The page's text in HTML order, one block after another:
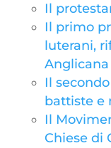
Il
Il primo
luterani,
Anglicana
Il
battiste e
Il
Chiese di